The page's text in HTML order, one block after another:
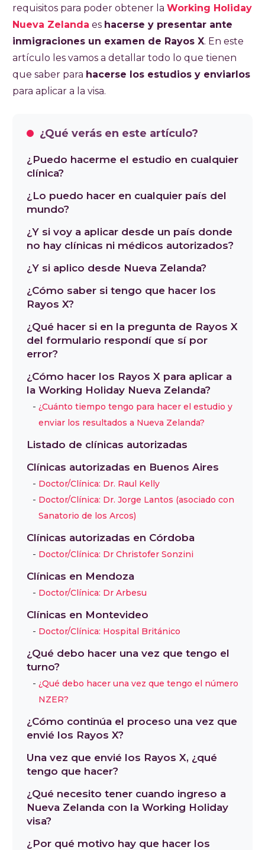
requisitos para poder obtener la Working Holiday
Nueva Zelanda es hacerse y presentar ante
inmigraciones un examen de Rayos X. En este
artículo les vamos a detallar todo lo que tienen
que saber para hacerse los estudios y enviarlos
para aplicar a la visa.
¿Qué verás en este artículo?
¿Puedo hacerme el estudio en cualquier
clínica?
¿Lo puedo hacer en cualquier país del
mundo?
¿Y si voy a aplicar desde un país donde
no hay clínicas ni médicos autorizados?
¿Y si aplico desde Nueva Zelanda?
¿Cómo saber si tengo que hacer los
Rayos X?
¿Qué hacer si en la pregunta de Rayos X
del formulario respondí que sí por
error?
¿Cómo hacer los Rayos X para aplicar a
la Working Holiday Nueva Zelanda?
¿Cuánto tiempo tengo para hacer el estudio y
enviar los resultados a Nueva Zelanda?
Listado de clínicas autorizadas
Clínicas autorizadas en Buenos Aires
Doctor/Clínica: Dr. Raul Kelly
Doctor/Clínica: Dr. Jorge Lantos (asociado con
Sanatorio de los Arcos)
Clínicas autorizadas en Córdoba
Doctor/Clínica: Dr Christofer Sonzini
Clínicas en Mendoza
Doctor/Clínica: Dr Arbesu
Clínicas en Montevideo
Doctor/Clínica: Hospital Británico
¿Qué debo hacer una vez que tengo el
turno?
¿Qué debo hacer una vez que tengo el número
NZER?
¿Cómo continúa el proceso una vez que
envié los Rayos X?
Una vez que envié los Rayos X, ¿qué
tengo que hacer?
¿Qué necesito tener cuando ingreso a
Nueva Zelanda con la Working Holiday
visa?
¿Por qué motivo hay que hacer los